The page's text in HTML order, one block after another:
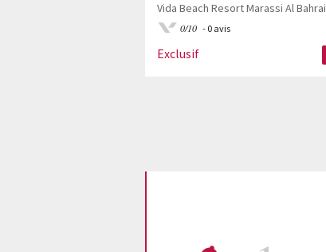
Vida Beach Resort Marassi Al
0/10 - 0 avis
Exclusif